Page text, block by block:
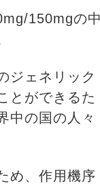
150mgの
ジェネリック
とができるた
中の国の人々
め、作用機序